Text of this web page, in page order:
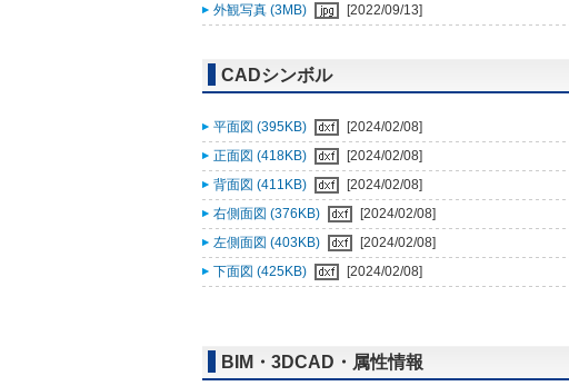
外観写真 (3MB) [2022/09/13]
CADシンボル
平面図 (395KB)
[2024/02/08]
正面図 (418KB)
[2024/02/08]
背面図 (411KB)
[2024/02/08]
右側面図 (376KB)
[2024/02/08]
左側面図 (403KB)
[2024/02/08]
下面図 (425KB)
[2024/02/08]
BIM・3DCAD・属性情報